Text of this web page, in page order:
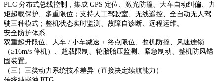
PLC 分布式总线控制，集成 GPS 定位、激光防撞、大车自动纠偏、力
矩超载保护、多重限位；支持人工驾驶室、无线遥控、全自动无人驾
驶三种模式；整机状态实时监测、故障自诊断、远程运维。
安全防护体系
双重起升限位、大车 / 小车减速 + 终点限位、整机防撞、风速连锁
（≥16m/s 停机）、超载限制、轮胎胎压监测、紧急制动、整机防风锚
固装置。
（三）三类动力系统技术差异（直接决定续航能力）